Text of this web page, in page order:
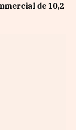
de 10,2